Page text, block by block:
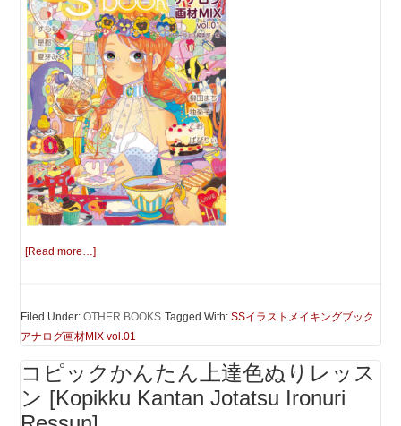
[Read more…]
Filed Under:OTHER BOOKS Tagged With:SSイラストメイキングブック
アナログ画材MIX vol.01
コピックかんたん上達色ぬりレッス
ン [Kopikku Kantan Jotatsu Ironuri